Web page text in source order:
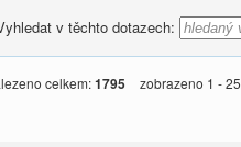
v těchto dotazech:
celkem:1795 zobrazeno 1 - 25